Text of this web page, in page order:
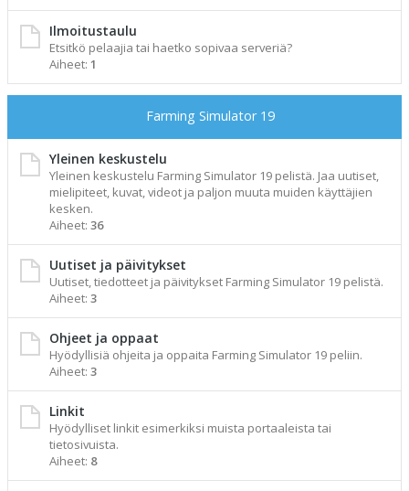
Ilmoitustaulu
Etsitkö pelaajia tai haetko sopivaa serveriä?
Aiheet: 1
Farming Simulator 19
Yleinen keskustelu
Yleinen keskustelu Farming Simulator 19 pelistä. Jaa uutiset,
mielipiteet, kuvat, videot ja paljon muuta muiden käyttäjien
kesken.
Aiheet: 36
Uutiset ja päivitykset
Uutiset, tiedotteet ja päivitykset Farming Simulator 19 pelistä.
Aiheet: 3
Ohjeet ja oppaat
Hyödyllisiä ohjeita ja oppaita Farming Simulator 19 peliin.
Aiheet: 3
Linkit
Hyödylliset linkit esimerkiksi muista portaaleista tai
tietosivuista.
Aiheet: 8